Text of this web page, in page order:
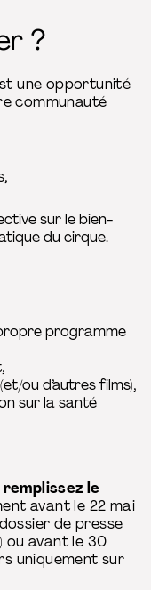
?
une opportunité
communauté
sur le bien-
du cirque.
programme
ou d’autres films),
sur la santé
remplissez le
avant le 22 mai
de presse
ou avant le 30
uniquement sur